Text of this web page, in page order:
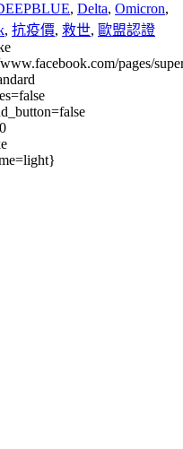
, Delta, Omicron,
, 抗疫價, 救世, 歐盟認證
pages/